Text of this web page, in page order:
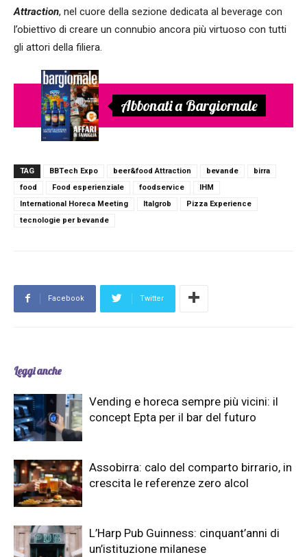
Attraction, nel cuore della sezione dedicata al beverage con
l’obiettivo di creare un connubio ancora più virtuoso con tutti
gli attori della filiera.
Abbonati a Bargiornale
TAG BBTech Expo beer&food Attraction bevande
birra
food
Food esperienziale foodservice
IHM
International Horeca Meeting
Italgrob
Pizza Experience
tecnologie per bevande
Facebook Twitter
Leggi anche
Vending e horeca sempre più vicini: il
concept Epta per il bar del futuro
Assobirra: calo del comparto birrario, in
crescita le referenze zero alcol
L’Harp Pub Guinness: cinquant’anni di
un’istituzione milanese